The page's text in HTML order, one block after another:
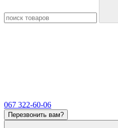
067 322-60-06
Перезвонить вам?